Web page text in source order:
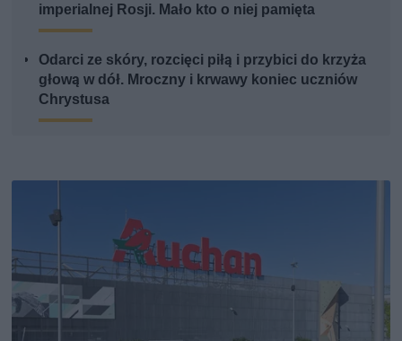
imperialnej Rosji. Mało kto o niej pamięta
Odarci ze skóry, rozcięci piłą i przybici do krzyża
głową w dół. Mroczny i krwawy koniec uczniów
Chrystusa